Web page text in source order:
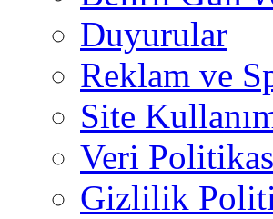
Duyurular
Reklam ve
Site
Veri
Gizlilik